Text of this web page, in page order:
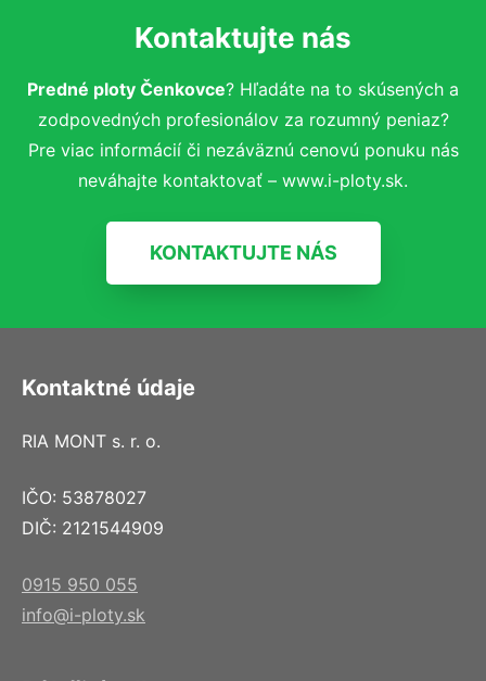
Kontaktujte nás
Predné ploty Čenkovce? Hľadáte na to skúsených a
zodpovedných profesionálov za rozumný peniaz?
Pre viac informácií či nezáväznú cenovú ponuku nás
neváhajte kontaktovať – www.i-ploty.sk.
KONTAKTUJTE NÁS
Kontaktné údaje
RIA MONT s. r. o.
IČO: 53878027
DIČ: 2121544909
0915 950 055
info@i-ploty.sk